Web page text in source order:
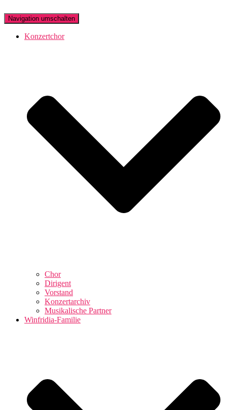
Navigation umschalten
Konzertchor
Chor
Dirigent
Vorstand
Konzertarchiv
Musikalische Partner
Winfridia-Familie